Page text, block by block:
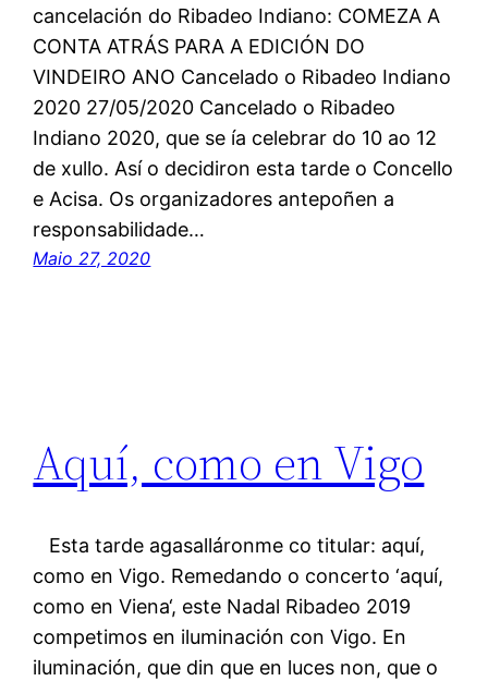
cancelación do Ribadeo Indiano: COMEZA A
CONTA ATRÁS PARA A EDICIÓN DO
VINDEIRO ANO Cancelado o Ribadeo Indiano
2020 27/05/2020 Cancelado o Ribadeo
Indiano 2020, que se ía celebrar do 10 ao 12
de xullo. Así o decidiron esta tarde o Concello
e Acisa. Os organizadores antepoñen a
responsabilidade…
Maio 27, 2020
Aquí, como en Vigo
Esta tarde agasalláronme co titular: aquí,
como en Vigo. Remedando o concerto ‘aquí,
como en Viena‘, este Nadal Ribadeo 2019
competimos en iluminación con Vigo. En
iluminación, que din que en luces non, que o